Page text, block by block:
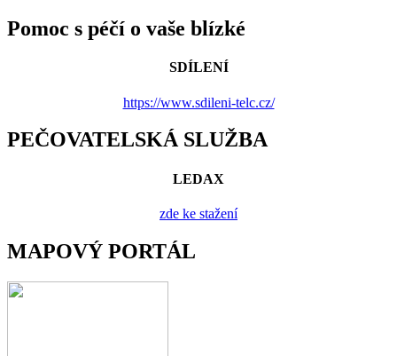
Pomoc s péčí o vaše blízké
SDÍLENÍ
https://www.sdileni-telc.cz/
PEČOVATELSKÁ SLUŽBA
LEDAX
zde ke stažení
MAPOVÝ PORTÁL